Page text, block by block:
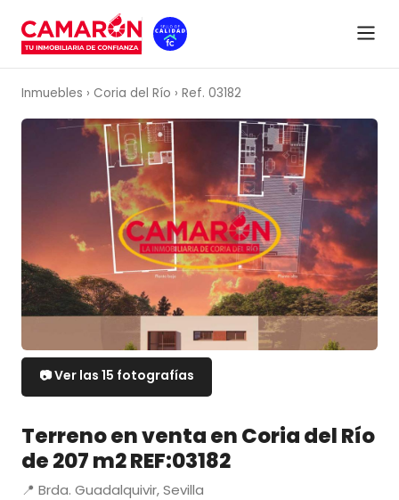
Inmuebles › Coria del Río › Ref. 03182
📷 Ver las 15 fotografías
VENTA
Terreno en venta en Coria del Río
de 207 m2 REF:03182
📍 Brda. Guadalquivir, Sevilla